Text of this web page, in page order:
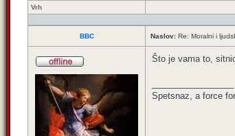
Vrh
BBC Naslov: Re: Moralni i
Što je vama to,
Spetsnaz, a force